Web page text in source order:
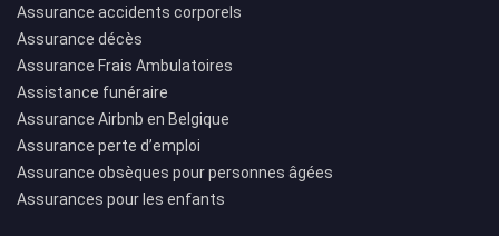
Assurance accidents corporels
Assurance décès
Assurance Frais Ambulatoires
Assistance funéraire
Assurance Airbnb en Belgique
Assurance perte d’emploi
Assurance obsèques pour personnes âgées
Assurances pour les enfants